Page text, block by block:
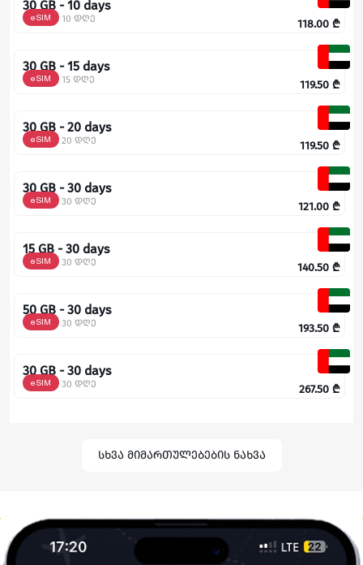
30 GB - 10 days
eSIM 10 დღე 118.00 ₾
30 GB - 15 days
eSIM 15 დღე 119.50 ₾
30 GB - 20 days
eSIM 20 დღე 119.50 ₾
30 GB - 30 days
eSIM 30 დღე 121.00 ₾
15 GB - 30 days
eSIM 30 დღე 140.50 ₾
50 GB - 30 days
eSIM 30 დღე 193.50 ₾
30 GB - 30 days
eSIM 30 დღე 267.50 ₾
სხვა მიმართულებების ნახვა